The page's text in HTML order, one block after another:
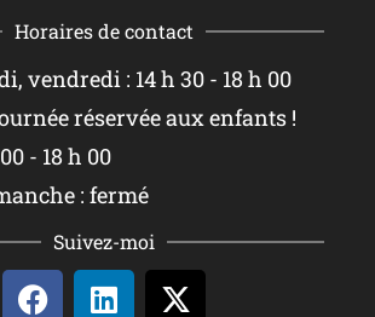
Horaires de contact
vendredi : 14 h 30 - 18 h 00
réservée aux enfants !
- 18 h 00
: fermé
Suivez-moi